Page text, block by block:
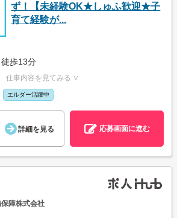
ず！【未経験OK★しゅふ歓迎★子
育て経験が...
歩13分
仕事内容を見てみる ∨
エルダー活躍中
詳細を見る 応募画面に進む
障株式会社